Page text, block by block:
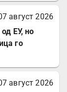
август 2026
ЕУ, но
го
август 2026